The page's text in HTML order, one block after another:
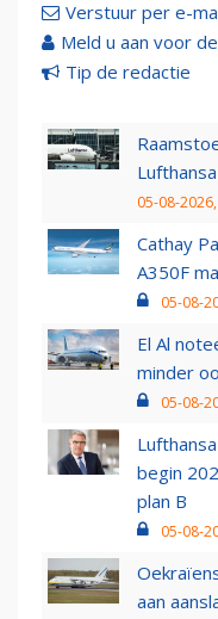
Verstuur per e-
Meld u aan voor
Tip de redactie
05-08-
Cathay
A350F
05-08-
El Al
minder
05-08-
begin
plan B
05-08-
aan